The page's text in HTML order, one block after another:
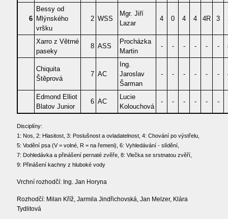
6
Bessy od
Mlýnského
vršku
2 WSS
Mgr. Jiří
Lazar
4 0 4 4 4R 3
Xarro z Větrné
paseky
8 ASS
Procházka
Martin
- - - - - -
Chiquita
Štěprová
7 AC
Ing.
Jaroslav
Šarman
- - - - - -
Edmond Elliot
Blatov Junior
6 AC
Lucie
Kolouchová
- - - - - -
Disciplíny:
1: Nos, 2: Hlasitost, 3: Poslušnost a ovladatelnost, 4: Chování po výstřelu,
5: Vodění psa (V = volné, R = na řemeni), 6: Vyhledávání - slídění,
7: Dohledávka a přinášení pernaté zvěře, 8: Vlečka se srstnatou zvěří,
9: Přinášení kachny z hluboké vody
Vrchní rozhodčí: Ing. Jan Horyna
Rozhodčí: Milan Kříž, Jarmila Jindřichovská, Jan Melzer, Klára
Tydlitová